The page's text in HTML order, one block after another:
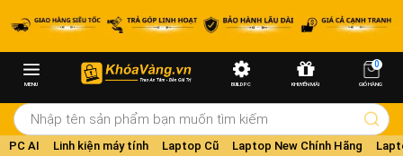
MENU BUILD PC KHUYẾN MÃI
0
GIỎ HÀNG
PC AI Linh kiện máy tính Laptop Cũ Laptop New Chính Hãng